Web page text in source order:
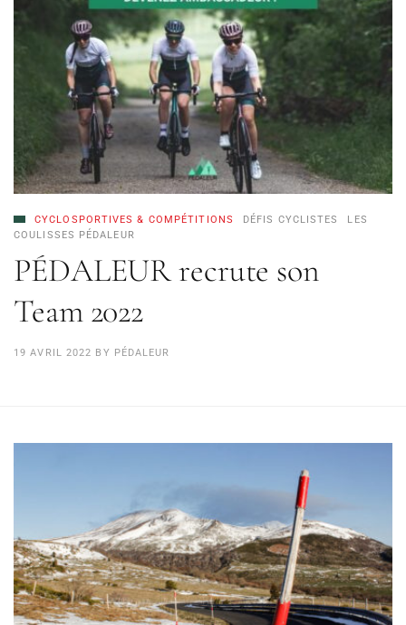
CYCLOSPORTIVES & COMPÉTITIONS DÉFIS CYCLISTES
LES
COULISSES PÉDALEUR
PÉDALEUR recrute son
Team 2022
19 AVRIL 2022 BY PÉDALEUR